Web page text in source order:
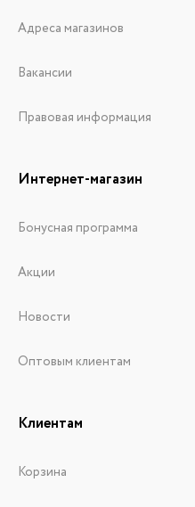
Адреса магазинов
Вакансии
Правовая информация
Интернет-магазин
Бонусная программа
Акции
Новости
Оптовым клиентам
Клиентам
Корзина